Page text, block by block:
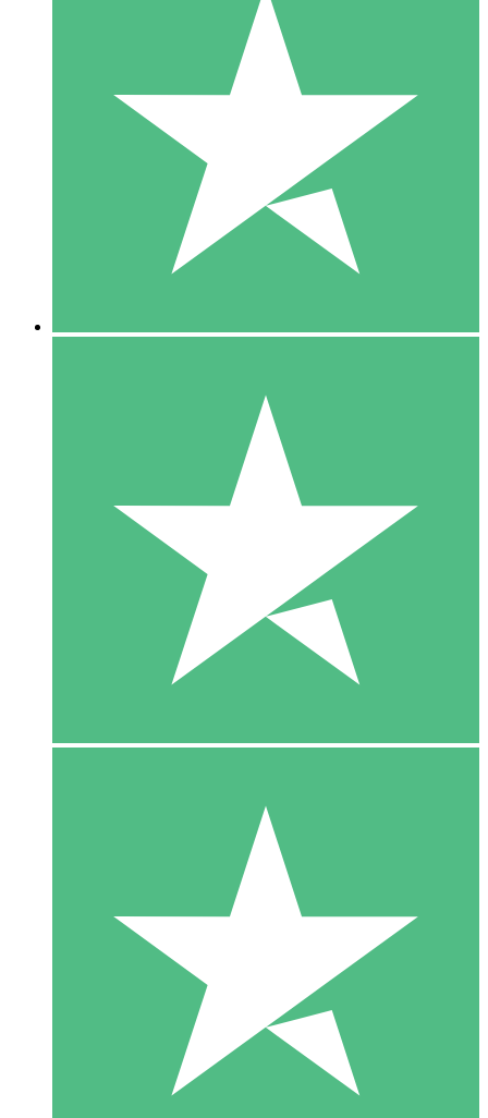
Packs de Crédits Individuels
Payez à l'utilisation avec des crédits de téléchargement. Sans
1 Téléchargement
10 00
10 Téléchargements
20 00